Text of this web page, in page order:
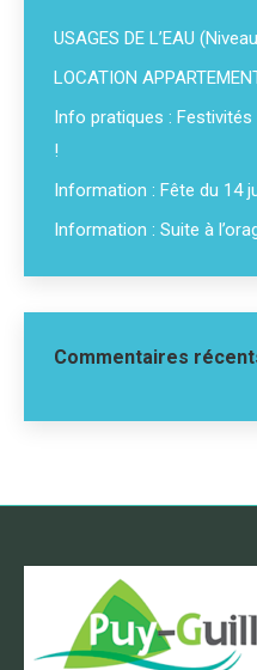
USAGES DE L’EAU
LOCATION
Info pratiques : Festivités
!
Information : Fête du 14
Information : Suite à
Commentaires